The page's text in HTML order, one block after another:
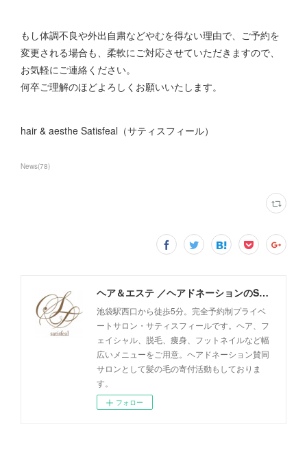
もし体調不良や外出自粛などやむを得ない理由で、ご予約を
変更される場合も、柔軟にご対応させていただきますので、
お気軽にご連絡ください。
何卒ご理解のほどよろしくお願いいたします。
hair & aesthe Satisfeal（サティスフィール）
News(78)
ヘア＆エステ ／ヘアドネーションのSatisfeal
池袋駅西口から徒歩5分。完全予約制プライベ
ートサロン・サティスフィールです。ヘア、フ
ェイシャル、脱毛、痩身、フットネイルなど幅
広いメニューをご用意。ヘアドネーション賛同
サロンとして髪の毛の寄付活動もしておりま
す。
フォロー